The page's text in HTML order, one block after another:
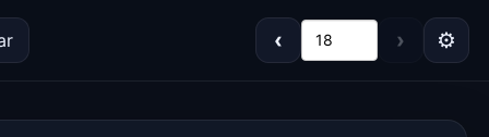
‹ 18 › ⚙